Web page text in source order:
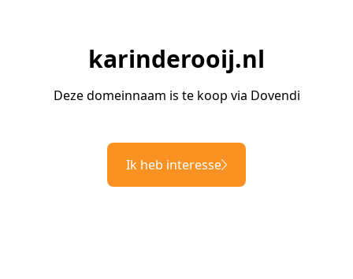
karinderooij.nl
Deze domeinnaam is te koop via Dovendi
Ik heb interesse